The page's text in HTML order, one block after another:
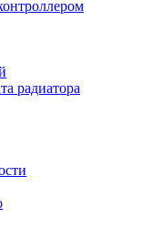
радиатора